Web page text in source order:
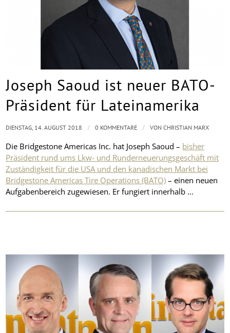
Joseph Saoud ist neuer BATO-
Präsident für Lateinamerika
Die Bridgestone Americas Inc. hat Joseph Saoud – bisher
Präsident rund ums Lkw- und Runderneuerungsgeschäft mit
Zuständigkeit für die USA und den kanadischen Markt bei
Bridgestone Americas Tire Operations (BATO) – einen neuen
Aufgabenbereich zugewiesen. Er fungiert innerhalb …
DIENSTAG, 14. AUGUST 2018 / 0 KOMMENTARE / VONCHRISTIAN MARX